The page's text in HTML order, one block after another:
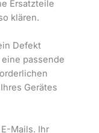
Ersatzteile
klären.
Defekt
passende
Gerätes
Mails. Ihr